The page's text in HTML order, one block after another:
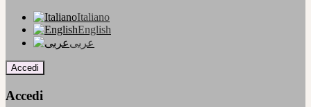
Italiano
English
عربى
Accedi
Accedi